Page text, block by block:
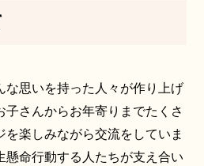
な思いを持った人々が作り上げ
さんからお年寄りまでたくさ
楽しみながら交流をしていま
懸命行動する人たちが支え合い